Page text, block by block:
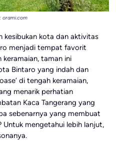
orami.com
kesibukan kota dan aktivitas
menjadi tempat favorit
taman ini
Bintaro yang indah dan
di tengah keramaian,
menarik perhatian
Kaca Tangerang yang
sebenarnya yang membuat
mengetahui lebih lanjut,